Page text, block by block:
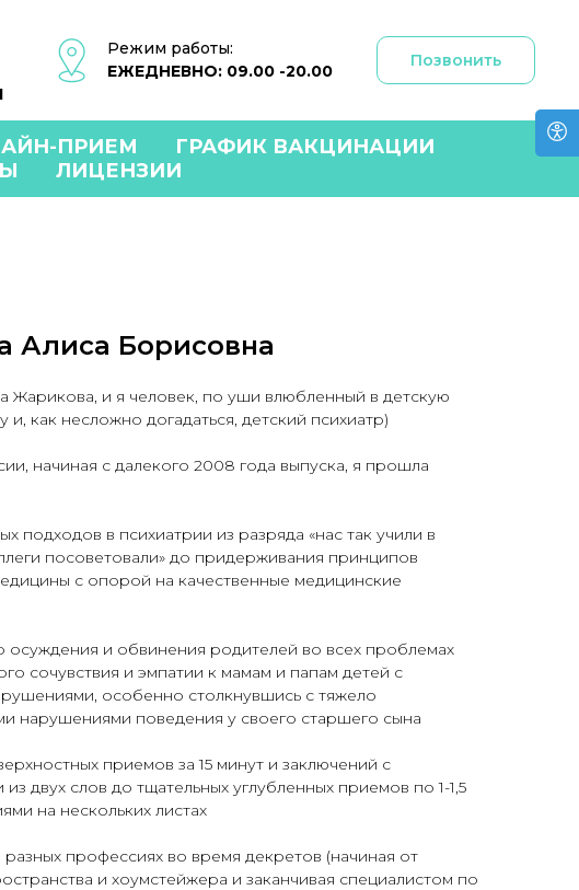
Режим работы:
ЕЖЕДНЕВНО: 09.00 -20.00
Позвонить
ПРИЕМ
ГРАФИК ВАКЦИНАЦИИ
ЛИЦЕНЗИИ
Алиса Борисовна
Жарикова, и я человек, по уши влюбленный в детскую
и, как несложно догадаться, детский психиатр)
начиная с далекого 2008 года выпуска, я прошла
подходов в психиатрии из разряда «нас так учили в
посоветовали» до придерживания принципов
с опорой на качественные медицинские
осуждения и обвинения родителей во всех проблемах
сочувствия и эмпатии к мамам и папам детей с
особенно столкнувшись с тяжело
нарушениями поведения у своего старшего сына
приемов за 15 минут и заключений с
двух слов до тщательных углубленных приемов по 1-1,5
на нескольких листах
профессиях во время декретов (начиная от
и хоумстейжера и заканчивая специалистом по